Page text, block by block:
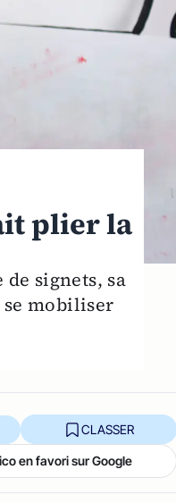
plier la
signets, sa
se mobiliser
CLASSER
en favori sur Google